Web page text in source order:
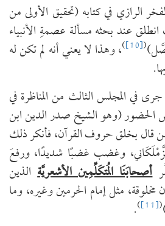
الرازي في كتابه (تحقيق الأولى من
عند بحثه مسألة عصمةِ الأنبياء
(
[10]
)، وهذا لا يعني أنه لم تكن له
في المجلس الثالث من المناظرة في
الحضور (وهو الشيخ صدر الدين ابن
قال بخلق حروف القرآن، فأنكر ذلك
وغضب غضبًا شديدًا، ورفعَ
أصحابَنَا المُتكَلِّمِين الأشعريَّةالذين
مثل إمام الحرمين وغيره، وما
(
[11]
)
.